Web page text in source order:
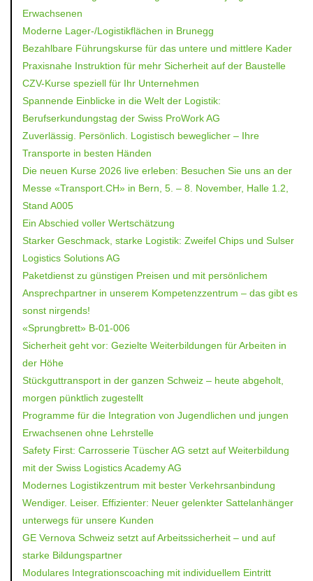
Erwachsenen
Moderne Lager-/Logistikflächen in Brunegg
Bezahlbare Führungskurse für das untere und mittlere Kader
Praxisnahe Instruktion für mehr Sicherheit auf der Baustelle
CZV-Kurse speziell für Ihr Unternehmen
Spannende Einblicke in die Welt der Logistik:
Berufserkundungstag der Swiss ProWork AG
Zuverlässig. Persönlich. Logistisch beweglicher – Ihre
Transporte in besten Händen
Die neuen Kurse 2026 live erleben: Besuchen Sie uns an der
Messe «Transport.CH» in Bern, 5. – 8. November, Halle 1.2,
Stand A005
Ein Abschied voller Wertschätzung
Starker Geschmack, starke Logistik: Zweifel Chips und Sulser
Logistics Solutions AG
Paketdienst zu günstigen Preisen und mit persönlichem
Ansprechpartner in unserem Kompetenzzentrum – das gibt es
sonst nirgends!
«Sprungbrett» B-01-006
Sicherheit geht vor: Gezielte Weiterbildungen für Arbeiten in
der Höhe
Stückguttransport in der ganzen Schweiz – heute abgeholt,
morgen pünktlich zugestellt
Programme für die Integration von Jugendlichen und jungen
Erwachsenen ohne Lehrstelle
Safety First: Carrosserie Tüscher AG setzt auf Weiterbildung
mit der Swiss Logistics Academy AG
Modernes Logistikzentrum mit bester Verkehrsanbindung
Wendiger. Leiser. Effizienter: Neuer gelenkter Sattelanhänger
unterwegs für unsere Kunden
GE Vernova Schweiz setzt auf Arbeitssicherheit – und auf
starke Bildungspartner
Modulares Integrationscoaching mit individuellem Eintritt